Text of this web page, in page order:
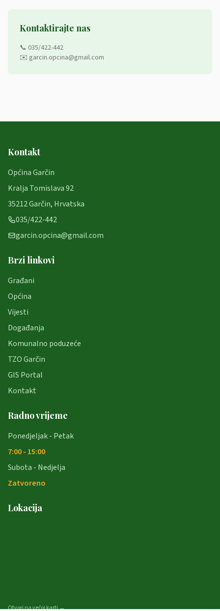
Kontaktirajte nas
📞 035/422-442
✉️ garcin.opcina@gmail.com
Kontakt
Općina Garčin
Kralja Tomislava 92
35212 Garčin, Hrvatska
035/422-442
garcin.opcina@gmail.com
Brzi linkovi
Građani
Općina
Vijesti
Događanja
Komunalno poduzeće
TZO Garčin
GIS Portal
Kontakt
Radno vrijeme
Ponedjeljak - Petak
7:00 - 15:00
Subota - Nedjelja
Zatvoreno
Lokacija
Otvori na većoj karti →